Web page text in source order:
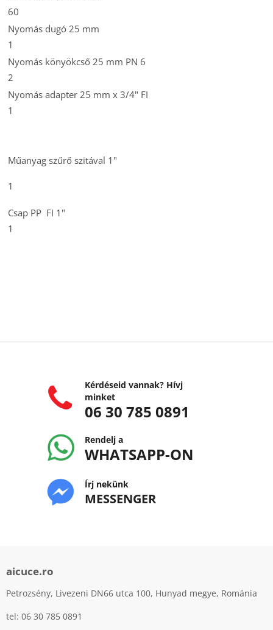
60
Nyomás dugó 25 mm
1
Nyomás könyökcső 25 mm PN 6
2
Nyomás adapter 25 mm x 3/4" FI
1
Műanyag szűrő szitával 1"
1
Csap PP FI 1"
1
Kérdéseid vannak? Hívj
minket
06 30 785 0891
Rendelj a
WHATSAPP-ON
Írj nekünk
MESSENGER
aicuce.ro
Petrozsény, Livezeni DN66 utca 100, Hunyad megye, Románia
tel: 06 30 785 0891